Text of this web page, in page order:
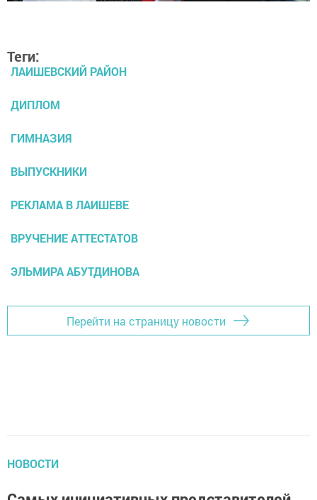
Теги:
ЛАИШЕВСКИЙ РАЙОН
ДИПЛОМ
ГИМНАЗИЯ
ВЫПУСКНИКИ
РЕКЛАМА В ЛАИШЕВЕ
ВРУЧЕНИЕ АТТЕСТАТОВ
ЭЛЬМИРА АБУТДИНОВА
Перейти на страницу новости
НОВОСТИ